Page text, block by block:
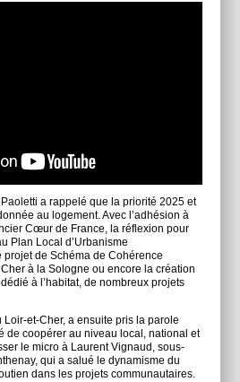
a rappelé que la priorité 2025 et
au logement. Avec l’adhésion à
Cœur de France, la réflexion pour
Plan Local d’Urbanisme
projet de Schéma de Cohérence
à la Sologne ou encore la création
à l’habitat, de nombreux projets
Loir-et-Cher, a ensuite pris la parole
de coopérer au niveau local, national et
le micro à Laurent Vignaud, sous-
qui a salué le dynamisme du
dans les projets communautaires.